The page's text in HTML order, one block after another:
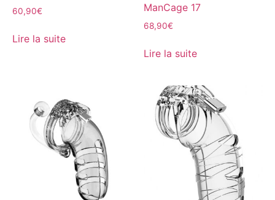
60,90€
Lire la suite
ManCage 17
68,90€
Lire la suite